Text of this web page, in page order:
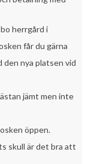
herrgård i
får du gärna
den nya platsen vid
jämt men inte
öppen.
skull är det bra att